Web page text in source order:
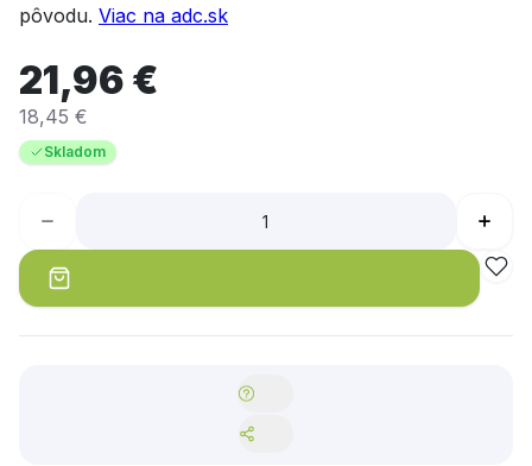
pôvodu. Viac na adc.sk
21,96 €
18,45 €
Skladom